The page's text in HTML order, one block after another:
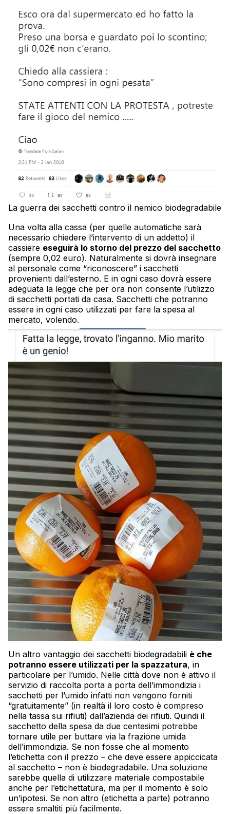
La guerra dei sacchetti contro il nemico biodegradabile
Una volta alla cassa (per quelle automatiche sarà
necessario chiedere l’intervento di un addetto) il
cassiere eseguirà lo storno del prezzo del sacchetto
(sempre 0,02 euro). Naturalmente si dovrà insegnare
al personale come “riconoscere” i sacchetti
provenienti dall’esterno. E in ogni caso dovrà essere
adeguata la legge che per ora non consente l’utilizzo
di sacchetti portati da casa. Sacchetti che potranno
essere in ogni caso utilizzati per fare la spesa al
mercato, volendo.
Un altro vantaggio dei sacchetti biodegradabili è che
potranno essere utilizzati per la spazzatura, in
particolare per l’umido. Nelle città dove non è attivo il
servizio di raccolta porta a porta dell’immondizia i
sacchetti per l’umido infatti non vengono forniti
“gratuitamente” (in realtà il loro costo è compreso
nella tassa sui rifiuti) dall’azienda dei rifiuti. Quindi il
sacchetto della spesa da due centesimi potrebbe
tornare utile per buttare via la frazione umida
dell’immondizia. Se non fosse che al momento
l’etichetta con il prezzo – che deve essere appiccicata
al sacchetto – non è biodegradabile. Una soluzione
sarebbe quella di utilizzare materiale compostabile
anche per l’etichettatura, ma per il momento è solo
un’ipotesi. Se non altro (etichetta a parte) potranno
essere smaltiti più facilmente.